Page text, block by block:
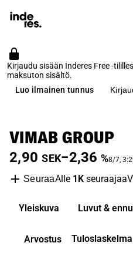
Kirjaudu sisään Inderes Free -
maksuton sisältö.
Luo ilmainen tunnus
VIMAB GROUP
2,90 SEK−2,36 %8/7,
SeuraaAlle 1Kseuraajaa
Yleiskuva Luvut &
Arvostus Tuloslaskelma